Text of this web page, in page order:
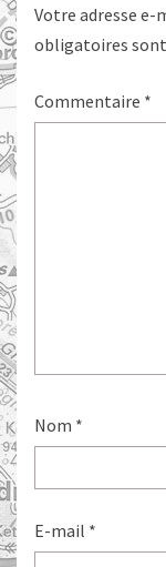
Votre adresse e-
obligatoires sont
Commentaire *
Nom *
E-mail *